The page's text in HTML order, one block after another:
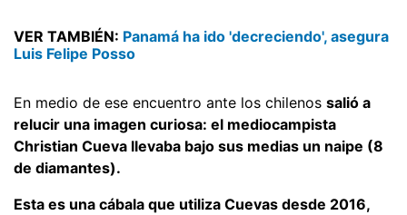
VER TAMBIÉN: Panamá ha ido 'decreciendo', asegura
Luis Felipe Posso
En medio de ese encuentro ante los chilenos salió a
relucir una imagen curiosa: el mediocampista
Christian Cueva llevaba bajo sus medias un naipe (8
de diamantes).
Esta es una cábala que utiliza Cuevas desde 2016,